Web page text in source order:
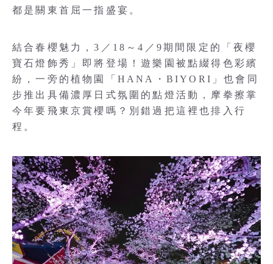
都是關東首屈一指盛宴。
結合春櫻魅力，3／18～4／9期間限定的「夜櫻
寶石燈飾秀」即將登場！遊樂園被點綴得色彩繽
紛，一旁的植物園「HANA・BIYORI」也會同
步推出具備濃厚日式氛圍的點燈活動，摩拳擦掌
今年要飛東京賞櫻嗎？別錯過把這裡也排入行
程。